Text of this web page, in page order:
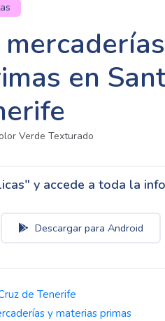
en
Verde Texturado
y accede a toda la
Descargar para Android
de Tenerife
y materias primas